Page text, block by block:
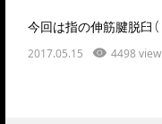
2017.05.15 4498 view